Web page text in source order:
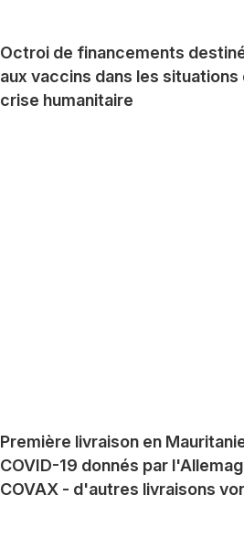
Octroi de financements
aux vaccins dans les
crise humanitaire
Première livraison en
COVID-19 donnés par
COVAX - d'autres livraisons